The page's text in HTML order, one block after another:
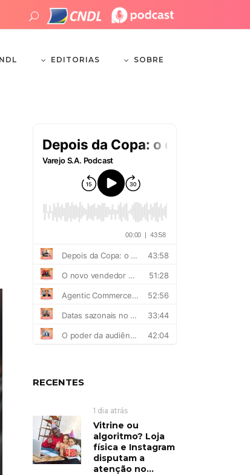
EDITORIAS SOBRE
RECENTES
1 dia atrás
Vitrine ou
algoritmo? Loja
física e Instagram
disputam a
atenção no...